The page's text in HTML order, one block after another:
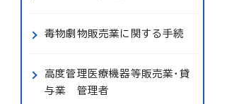
毒物劇物販売業に関する手続
高度管理医療機器等販売業・貸
与業 管理者